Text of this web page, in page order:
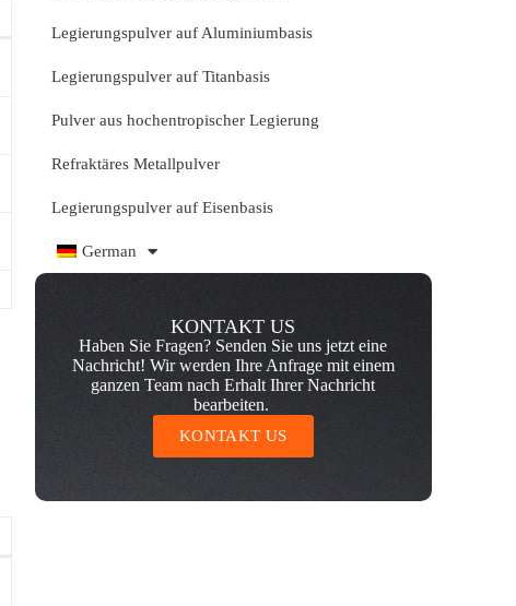
Legierungspulver auf Aluminiumbasis
Legierungspulver auf Titanbasis
Pulver aus hochentropischer Legierung
Refraktäres Metallpulver
Legierungspulver auf Eisenbasis
German
KONTAKT US
Haben Sie Fragen? Senden Sie uns jetzt eine
Nachricht! Wir werden Ihre Anfrage mit einem
ganzen Team nach Erhalt Ihrer Nachricht
bearbeiten.
KONTAKT US